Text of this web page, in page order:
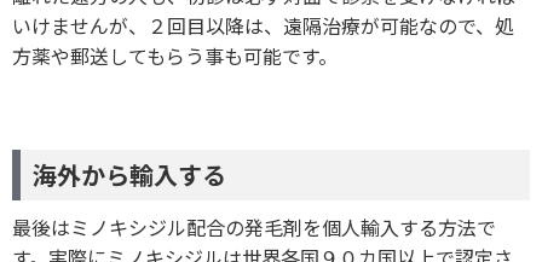
いけませんが、２回目以降は、遠隔治療が可能なので、処
方薬や郵送してもらう事も可能です。
海外から輸入する
最後はミノキシジル配合の発毛剤を個人輸入する方法で